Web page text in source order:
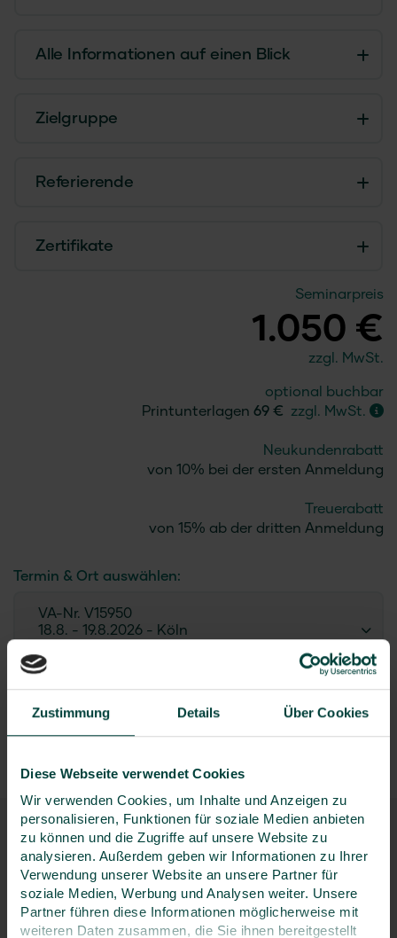
Zustimmung Details Über Cookies
Diese Webseite verwendet Cookies
Wir verwenden Cookies, um Inhalte und Anzeigen zu
personalisieren, Funktionen für soziale Medien anbieten
zu können und die Zugriffe auf unsere Website zu
analysieren. Außerdem geben wir Informationen zu Ihrer
Verwendung unserer Website an unsere Partner für
soziale Medien, Werbung und Analysen weiter. Unsere
Partner führen diese Informationen möglicherweise mit
weiteren Daten zusammen, die Sie ihnen bereitgestellt
Alle Informationen auf einen Blick
Zielgruppe
Referierende
Zertifikate
Seminarpreis
1.050 €
zzgl. MwSt.
optional buchbar
Printunterlagen 69 € zzgl. MwSt.
Neukundenrabatt
von 10% bei der ersten Anmeldung
Treuerabatt
von 15% ab der dritten Anmeldung
Termin & Ort auswählen:
VA-Nr. V15950
18.8. - 19.8.2026 - Köln
Seminar buchen
Ihre Kontaktperson